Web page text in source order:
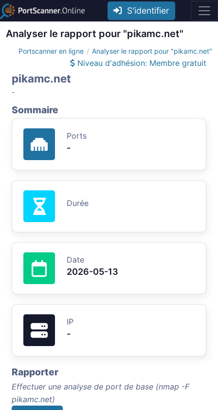
S'identifier
Analyser le rapport pour "pikamc.net"
Portscanner en ligne Analyser le rapport pour "pikamc.net"
Niveau d'adhésion: Membre gratuit
pikamc.net
-
Sommaire
Ports
-
Durée
Date
2026-05-13
IP
-
Rapporter
Effectuer une analyse de port de base (nmap -F
pikamc.net)